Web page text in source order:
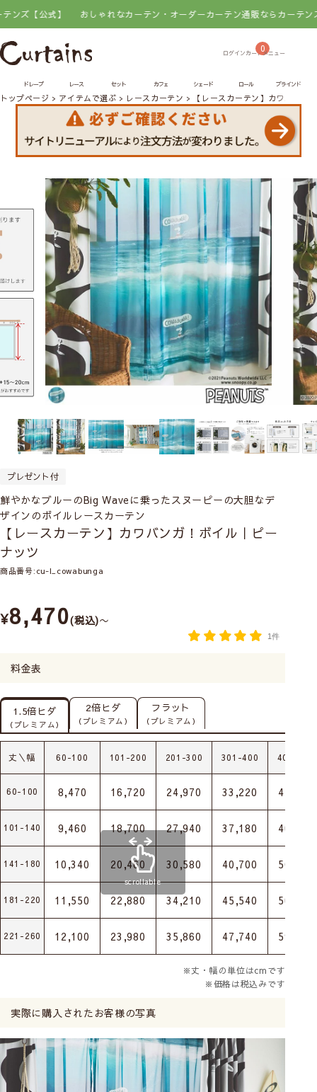
】 おしゃれなカーテン・オーダーカーテン通販ならカーテンズ【公式】
0
ドレープ レース セット カフェ シェード ロール ブラインド
トップページ アイテムで選ぶ レースカーテン 【レースカーテン】カワバンガ
プレゼント付
鮮やかなブルーのBig Waveに乗ったスヌーピーの大胆なデ
ザインのボイルレースカーテン
【レースカーテン】カワバンガ！ボイル｜ピー
ナッツ
商品番号 cu-l_cowabunga
¥8,470 税込 〜
1件
料金表
1.5倍ヒダ
（プレミアム）
2倍ヒダ
（プレミアム）
フラット
（プレミアム）
丈＼幅 60-100 101-200 201-300 301-400 401-500
60-100 8,470 16,720 24,970 33,220 41,470
101-140 9,460 18,700 27,940 37,180 46,420
141-180 10,340 20,460 30,580 40,700 50,820
181-220 11,550 22,880 34,210 45,540 56,870
221-260 12,100 23,980 35,860 47,740 59,620
scrollable
※丈・幅の単位はcmです
※価格は税込みです
実際に購入されたお客様の写真